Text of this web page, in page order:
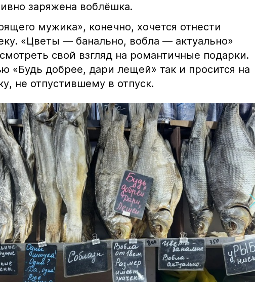
заряжена воблёшка.
мужика», конечно, хочется отнести
«Цветы — банально, вобла — актуально»
свой взгляд на романтичные подарки.
«Будь добрее, дари лещей» так и просится на
не отпустившему в отпуск.